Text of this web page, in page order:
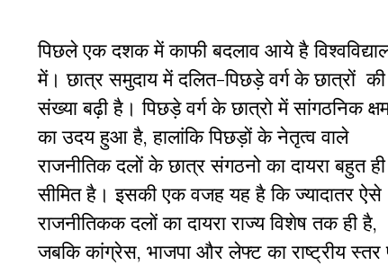
पिछले एक दशक में काफी बदलाव आये है
में। छात्र समुदाय में दलित-पिछड़े वर्ग के छात्रों की
संख्या बढ़ी है। पिछड़े वर्ग के छात्रो में सांगठनिक
का उदय हुआ है, हालांकि पिछड़ों के नेतृत्व वाले
राजनीतिक दलों के छात्र संगठनो का दायरा बहुत ही
सीमित है। इसकी एक वजह यह है कि ज्यादातर ऐसे
राजनीतिकक दलों का दायरा राज्य विशेष तक ही है,
जबकि कांग्रेस, भाजपा और लेफ्ट का राष्ट्रीय स्तर